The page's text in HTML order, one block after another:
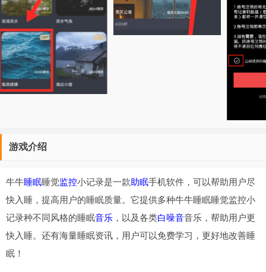
游戏介绍
牛牛睡眠睡觉监控小记录是一款助眠手机软件，可以帮助用户尽
快入睡，提高用户的睡眠质量。它提供多种牛牛睡眠睡觉监控小
记录种不同风格的睡眠音乐 ，以及各类白噪音音乐，帮助用户更
快入睡。还有海量睡眠资讯，用户可以免费学习，更好地改善睡
眠！